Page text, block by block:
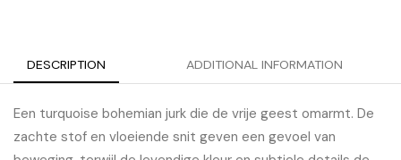
DESCRIPTION ADDITIONAL INFORMATION
Een turquoise bohemian jurk die de vrije geest omarmt. De
zachte stof en vloeiende snit geven een gevoel van